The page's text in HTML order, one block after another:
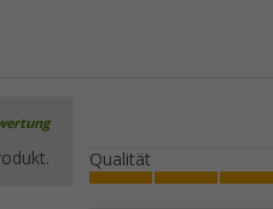
Qualität